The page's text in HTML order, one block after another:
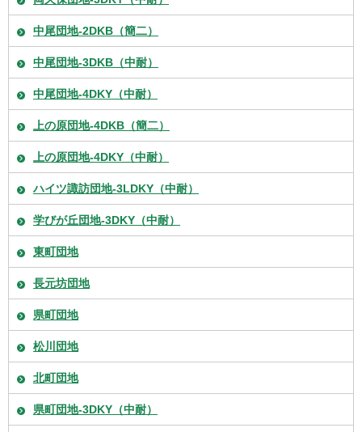
中尾団地-2DKB（簡二）
中尾団地-3DKB（中耐）
中尾団地-4DKY（中耐）
上の原団地-4DKB（簡二）
上の原団地-4DKY（中耐）
ハイツ諏訪団地-3LDKY（中耐）
学びが丘団地-3DKY（中耐）
東町団地
長元坊団地
県町団地
松川団地
北町団地
県町団地-3DKY（中耐）